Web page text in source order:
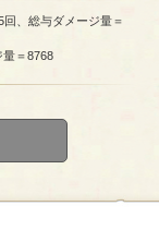
回、総与ダメージ量＝
量＝8768